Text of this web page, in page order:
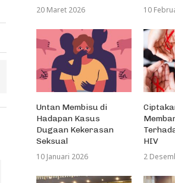
20 Maret 2026
10
Untan Membisu di
Hadapan Kasus
Dugaan Kekerasan
Seksual
10 Januari 2026
HIV
2